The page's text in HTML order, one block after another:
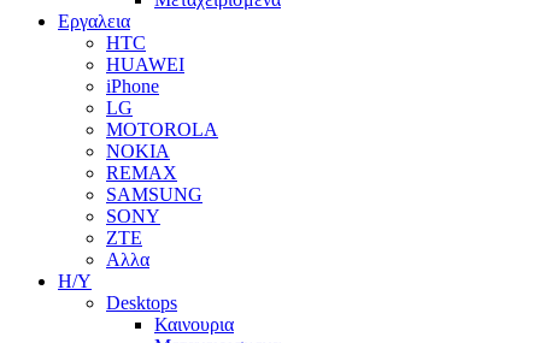
Εργαλεια
HTC
HUAWEI
iPhone
LG
MOTOROLA
NOKIA
REMAX
SAMSUNG
SONY
ZTE
Αλλα
Η/Υ
Desktops
Καινουρια